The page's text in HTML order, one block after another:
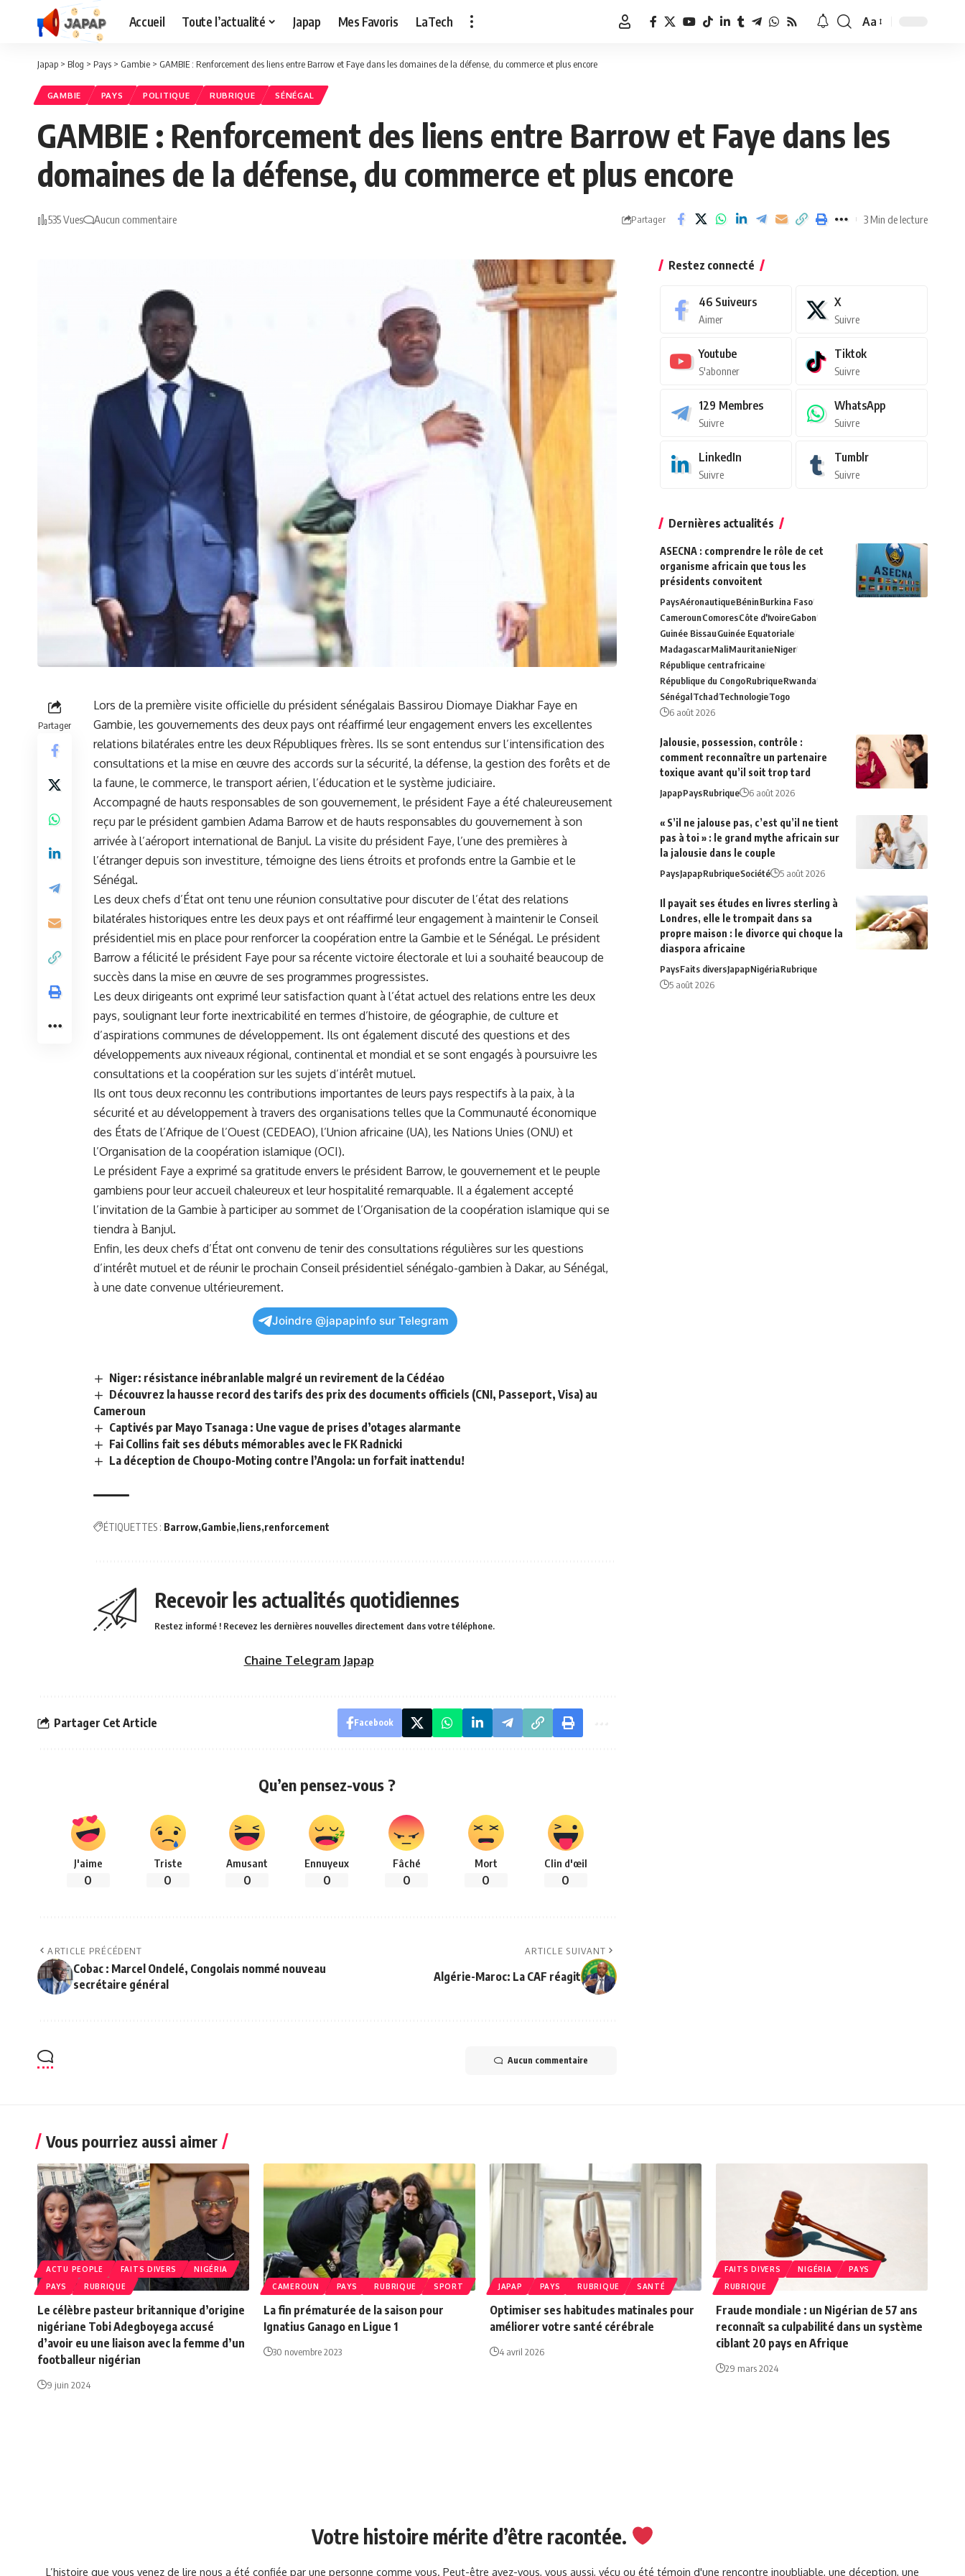
Accueil Toute l’actualité Japap Mes Favoris LaTech
Redimensionner
Aa
Japap > Blog > Pays > Gambie > GAMBIE : Renforcement des liens entre Barrow et Faye dans les domaines de la défense, du commerce et plus encore
GAMBIE PAYS POLITIQUE RUBRIQUE SÉNÉGAL
GAMBIE : Renforcement des liens entre Barrow et Faye dans les
domaines de la défense, du commerce et plus encore
535 Vues Aucun commentaire Partager 3 Min de lecture
Partager
Lors de la⁢ première visite officielle du président sénégalais Bassirou Diomaye Diakhar⁣ Faye en
Gambie,⁢ les gouvernements des deux pays ont réaffirmé leur engagement envers les excellentes
relations bilatérales entre les deux Républiques frères.⁢ Ils se sont entendus sur l’intensification des
consultations et la ⁢mise en œuvre des accords sur la ​ sécurité, la défense, la gestion des forêts et de
la‍ faune, le commerce, le transport aérien, l’éducation et le système judiciaire.
Accompagné de hauts responsables de son gouvernement, ‌le président Faye a été chaleureusement
reçu ​par le président gambien ⁣Adama Barrow et de hauts responsables du gouvernement à son
arrivée à l’aéroport international de Banjul. La visite du président Faye, l’une des premières à
l’étranger depuis son investiture, témoigne des liens étroits et profonds entre la Gambie et le
Sénégal.
Les deux chefs d’État ont tenu une réunion consultative pour discuter de l’état des relations
bilatérales historiques‍ entre les deux pays et ont réaffirmé leur engagement à maintenir le⁤ Conseil
présidentiel mis en place ‍pour renforcer la coopération entre la Gambie et le⁣ Sénégal. Le président
Barrow a félicité le président ​Faye pour sa récente victoire électorale et lui a souhaité beaucoup de
succès dans la mise ‍en œuvre de ses programmes progressistes.
Les deux dirigeants ont exprimé leur satisfaction quant ⁣à l’état actuel des relations entre les deux
pays, soulignant leur forte inextricabilité en termes d’histoire, de géographie, de culture et
d’aspirations ⁤communes de développement. ⁢Ils‍ ont également discuté ‌des questions ⁤et des
développements‍ aux niveaux⁣ régional, continental et mondial et se sont⁢ engagés à poursuivre⁣ les
consultations et la coopération sur les sujets d’intérêt mutuel.
Ils ont tous ‍deux reconnu les contributions importantes de leurs pays respectifs à la paix, ‍à la
sécurité et au développement à travers des organisations telles que⁣ la Communauté économique
des États de l’Afrique de l’Ouest (CEDEAO), l’Union africaine (UA),⁢ les Nations Unies (ONU) et
l’Organisation de la coopération islamique (OCI).
Le‍ président Faye a exprimé sa gratitude envers le président Barrow, le gouvernement et le peuple
gambiens pour‍ leur accueil chaleureux et leur hospitalité remarquable. ⁤Il a également accepté
l’invitation de la Gambie à participer au sommet de l’Organisation ‍de la ⁢coopération islamique‌ qui se
tiendra à Banjul.
Enfin, les deux chefs d’État ont convenu⁢ de tenir des consultations régulières⁣ sur les​ questions
d’intérêt mutuel et de réunir le prochain​ Conseil présidentiel sénégalo-gambien à Dakar, au Sénégal,
à une date convenue ultérieurement.
Joindre @japapinfo sur Telegram
Niger: résistance inébranlable malgré un revirement de la Cédéao
Découvrez la hausse record des tarifs des prix des documents officiels (CNI, Passeport, Visa) au
Cameroun
Captivés par Mayo Tsanaga : Une vague de prises d’otages alarmante
Fai Collins fait ses débuts mémorables avec le FK Radnicki
La déception de Choupo-Moting contre l’Angola: un forfait inattendu!
ÉTIQUETTES : Barrow Gambie liens renforcement
Recevoir les actualités quotidiennes
Restez informé ! Recevez les dernières nouvelles directement dans votre téléphone.
Chaine Telegram Japap
Partager Cet Article Facebook
Qu’en pensez-vous ?
J'aime
0
Triste
0
Amusant
0
Ennuyeux
0
Fâché
0
Mort
0
Clin d'œil
0
ARTICLE PRÉCÉDENT
Cobac : Marcel Ondelé, Congolais nommé nouveau
secrétaire général
ARTICLE SUIVANT
Algérie-Maroc: La CAF réagit
Aucun commentaire
Restez connecté
46 Suiveurs
Aimer
X
Suivre
Youtube
S'abonner
Tiktok
Suivre
129 Membres
Suivre
WhatsApp
Suivre
LinkedIn
Suivre
Tumblr
Suivre
Dernières actualités
ASECNA : comprendre le rôle de cet
organisme africain que tous les
présidents convoitent
PaysAéronautiqueBéninBurkina Faso
CamerounComoresCôte d'IvoireGabon
Guinée BissauGuinée Equatoriale
MadagascarMaliMauritanieNiger
République centrafricaine
République du CongoRubriqueRwanda
SénégalTchadTechnologieTogo
6 août 2026
Jalousie, possession, contrôle :
comment reconnaître un partenaire
toxique avant qu’il soit trop tard
JapapPaysRubrique 6 août 2026
« S’il ne jalouse pas, c’est qu’il ne tient
pas à toi » : le grand mythe africain sur
la jalousie dans le couple
PaysJapapRubriqueSociété 5 août 2026
Il payait ses études en livres sterling à
Londres, elle le trompait dans sa
propre maison : le divorce qui choque la
diaspora africaine
PaysFaits diversJapapNigériaRubrique
5 août 2026
Vous pourriez aussi aimer
ACTU PEOPLE FAITS DIVERS
NIGÉRIA
PAYS
RUBRIQUE
Le célèbre pasteur britannique d’origine
nigériane Tobi Adegboyega accusé
d’avoir eu une liaison avec la femme d’un
footballeur nigérian
9 juin 2024
CAMEROUN PAYS RUBRIQUE SPORT
La fin prématurée de la saison pour
Ignatius Ganago en Ligue 1
30 novembre 2023
JAPAP PAYS RUBRIQUE SANTÉ
Optimiser ses habitudes matinales pour
améliorer votre santé cérébrale
4 avril 2026
FAITS DIVERS NIGÉRIA
PAYS
RUBRIQUE
Fraude mondiale : un Nigérian de 57 ans
reconnaît sa culpabilité dans un système
ciblant 20 pays en Afrique
29 mars 2024
Votre histoire mérite d’être racontée.
L’histoire que vous venez de lire nous a été confiée par une personne comme vous. Peut-être avez-vous, vous aussi, vécu ou été témoin d'une rencontre inoubliable, une déception, une